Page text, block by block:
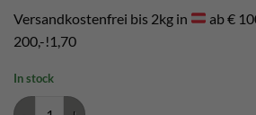
Versandkostenfrei bis 2kg in ab €
200,-!1,70
In stock
Petzl Captiv quantity